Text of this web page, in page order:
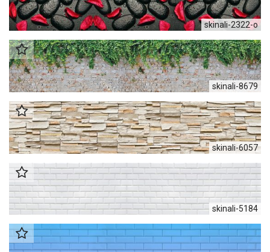
skinali-2322-o
skinali-8679
skinali-6057
skinali-5184